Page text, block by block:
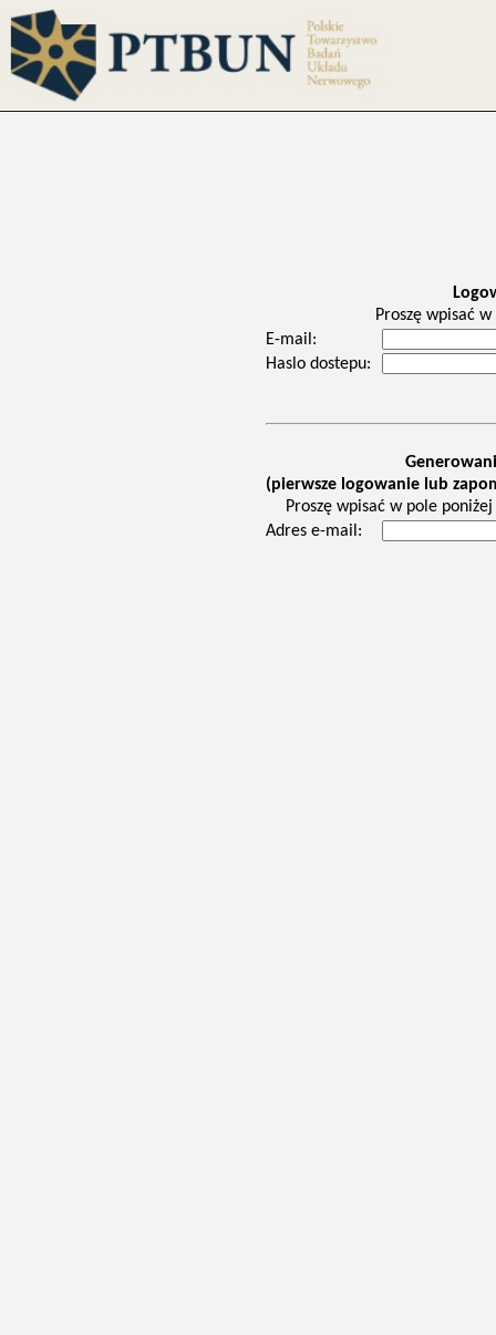
Proszę wpisać
E-mail:
Haslo dostepu:
(pierwsze logowanie lub
Proszę wpisać w pole
Adres e-mail: